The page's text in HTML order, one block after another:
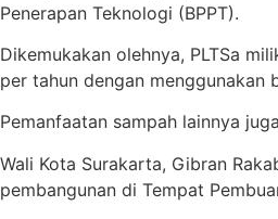
Penerapan Teknologi (BPPT).
Dikemukakan olehnya, PLTSa
per tahun dengan menggunakan
Pemanfaatan sampah lainnya
Wali Kota Surakarta, Gibran
pembangunan di Tempat